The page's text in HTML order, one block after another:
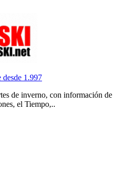
1.997
de inverno, con información de
el Tiempo,..